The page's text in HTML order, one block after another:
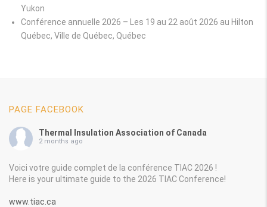
Yukon
Conférence annuelle 2026 –
Les 19 au 22 août 2026 au Hilton
Québec, Ville de Québec, Québec
PAGE FACEBOOK
Thermal Insulation Association of Canada
2 months ago
Voici votre guide complet de la conférence TIAC 2026 !
Here is your ultimate guide to the 2026 TIAC Conference!
www.tiac.ca